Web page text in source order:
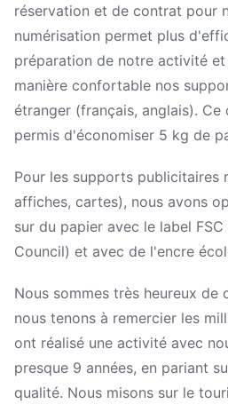
réservation et de contrat pour
numérisation permet plus
préparation de notre activité
manière confortable nos
étranger (français, anglais). Ce
permis d'économiser 5 kg de
Pour les supports publicitaires
affiches, cartes), nous avons
sur du papier avec le label
Council) et avec de l'encre
Nous sommes très heureux
nous tenons à remercier les
ont réalisé une activité avec
presque 9 années, en pariant
qualité. Nous misons sur le